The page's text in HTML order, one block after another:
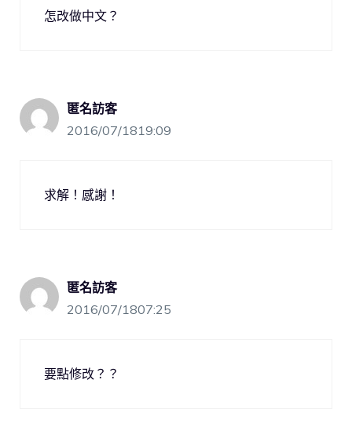
怎改做中文？
匿名訪客
2016/07/1819:09
求解！感謝！
匿名訪客
2016/07/1807:25
要點修改？？